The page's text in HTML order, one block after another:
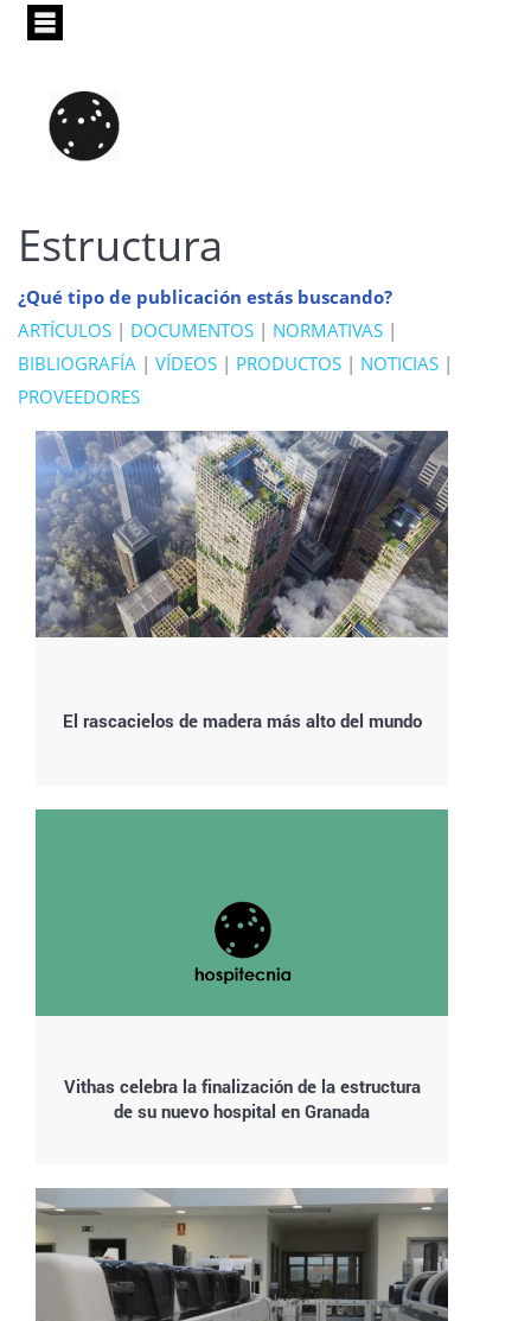
Pasar
principal
Estructura
¿Qué tipo de publicación estás buscando?
ARTÍCULOS | DOCUMENTOS | NORMATIVAS |
BIBLIOGRAFÍA | VÍDEOS | PRODUCTOS | NOTICIAS |
PROVEEDORES
El rascacielos de madera más alto del mundo
Vithas celebra la finalización de la estructura
de su nuevo hospital en Granada